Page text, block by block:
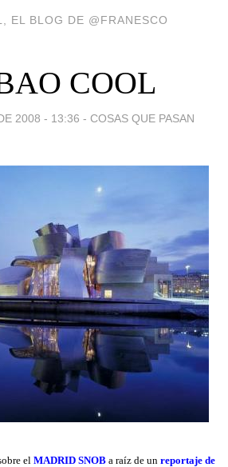
EL BLOG DE @FRANESCO
COOL
2008 - 13:36 - COSAS QUE PASAN
el MADRID SNOB a raíz de un reportaje de